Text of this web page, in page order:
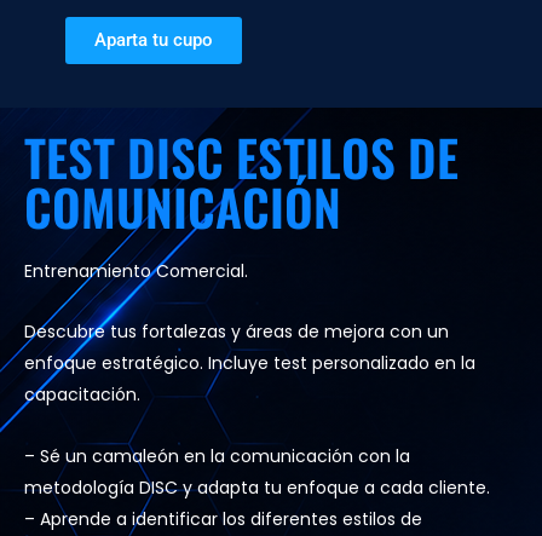
Aparta tu cupo
TEST DISC ESTILOS DE
COMUNICACIÓN
Entrenamiento Comercial.
Descubre tus fortalezas y áreas de mejora con un
enfoque estratégico. Incluye test personalizado en la
capacitación.
– Sé un camaleón en la comunicación con la
metodología DISC y adapta tu enfoque a cada cliente.
– Aprende a identificar los diferentes estilos de